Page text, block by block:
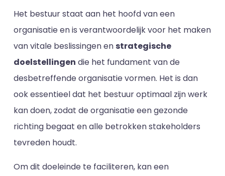
Het bestuur staat aan het hoofd van een
organisatie en is verantwoordelijk voor het maken
van vitale beslissingen en strategische
doelstellingen die het fundament van de
desbetreffende organisatie vormen. Het is dan
ook essentieel dat het bestuur optimaal zijn werk
kan doen, zodat de organisatie een gezonde
richting begaat en alle betrokken stakeholders
tevreden houdt.
Om dit doeleinde te faciliteren, kan een